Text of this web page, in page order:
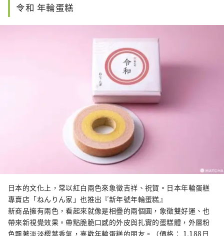
令和 年輪蛋糕
日本的文化上，常以紅白兩色來象徵吉祥、祝賀。日本年輪蛋糕
專賣店「ねんりん家」也推出『新年號年輪蛋糕』
新商品擁有兩色，看起來就像是相疊的兩個圓，象徵雙好運、也
帶來新視覺效果。帶點脆脆口感的外皮與扎實的蛋糕體，外層粉
色飄著淡淡櫻葉香氣，喜歡年輪蛋糕的朋友。（價格： 1,188日